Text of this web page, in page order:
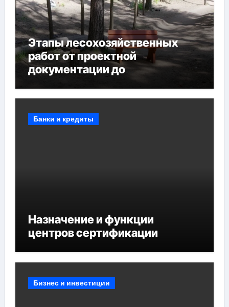
Этапы лесохозяйственных
работ от проектной
документации до
мероприятий и обустройства
Банки и кредиты
Назначение и функции
центров сертификации
Бизнес и инвестиции